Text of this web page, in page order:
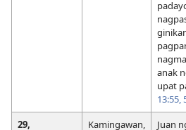
anak
upat
13:55,
29,
Kamingawan, Juan